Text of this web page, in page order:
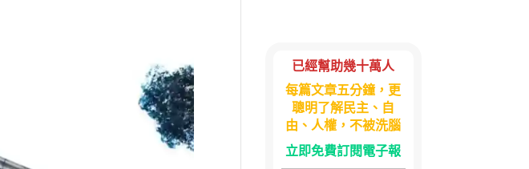
已經幫助幾十萬人
每篇文章五分鐘，更
聰明了解民主、自
由、人權，不被洗腦
立即免費訂閱電子報